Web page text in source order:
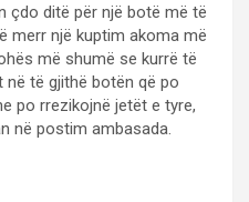
çdo ditë për një botë më të
merr një kuptim akoma më
më shumë se kurrë të
në të gjithë botën që po
po rrezikojnë jetët e tyre,
në postim ambasada.